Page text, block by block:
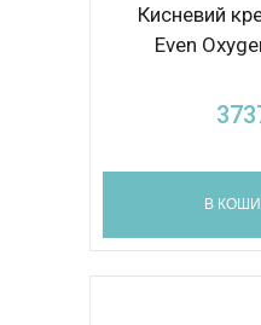
Кисневий
Even
В